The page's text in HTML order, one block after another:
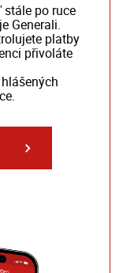
po ruce
Generali.
platby
přivoláte